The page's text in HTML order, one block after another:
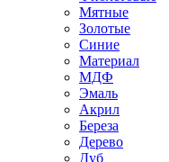
Мятные
Золотые
Синие
Материал
МДФ
Эмаль
Акрил
Береза
Дерево
Дуб